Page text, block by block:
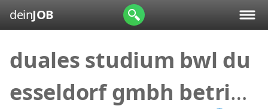
deinJOB
duales studium bwl du
esseldorf gmbh betrieb